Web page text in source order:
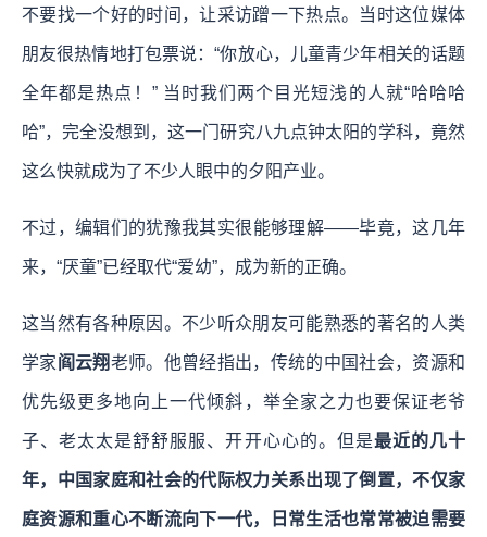
不要找一个好的时间，让采访蹭一下热点。当时这位媒体
朋友很热情地打包票说：“你放心，儿童青少年相关的话题
全年都是热点！” 当时我们两个目光短浅的人就“哈哈哈
哈”，完全没想到，这一门研究八九点钟太阳的学科，竟然
这么快就成为了不少人眼中的夕阳产业。
不过，编辑们的犹豫我其实很能够理解——毕竟，这几年
来，“厌童”已经取代“爱幼”，成为新的正确。
这当然有各种原因。不少听众朋友可能熟悉的著名的人类
学家阎云翔老师。他曾经指出，传统的中国社会，资源和
优先级更多地向上一代倾斜，举全家之力也要保证老爷
子、老太太是舒舒服服、开开心心的。但是最近的几十
年，中国家庭和社会的代际权力关系出现了倒置，不仅家
庭资源和重心不断流向下一代，日常生活也常常被迫需要